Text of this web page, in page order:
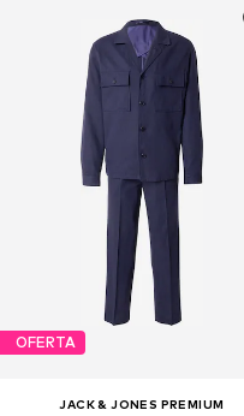
OFERTA
JACK & JONES PREMIUM